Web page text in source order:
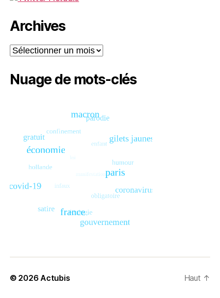
Archives
Archives
Nuage de mots-clés
© 2026Actubis Haut ↑